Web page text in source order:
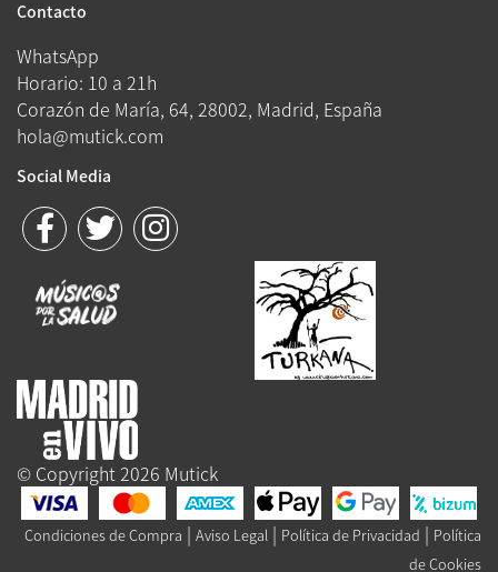
Contacto
WhatsApp
Horario: 10 a 21h
Corazón de María, 64, 28002, Madrid, España
hola@mutick.com
Social Media
© Copyright 2026 Mutick
Condiciones de Compra | Aviso Legal | Política de Privacidad | Política
de Cookies